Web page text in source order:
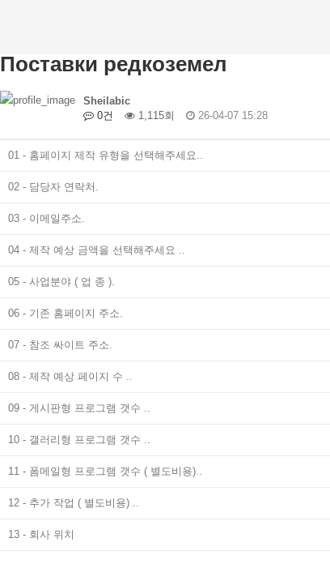
Поставки редкоземел
Sheilabic
0건
1,115회 26-04-07 15:28
01 - 홈페이지 제작 유형을 선택해주세요..
02 - 담당자 연락처.
03 - 이메일주소.
04 - 제작 예상 금액을 선택해주세요 ..
05 - 사업분야 ( 업 종 ).
06 - 기존 홈페이지 주소.
07 - 참조 싸이트 주소.
08 - 제작 예상 페이지 수 ..
09 - 게시판형 프로그램 갯수 ..
10 - 갤러리형 프로그램 갯수 ..
11 - 폼메일형 프로그램 갯수 ( 별도비용)..
12 - 추가 작업 ( 별도비용) ..
13 - 회사 위치